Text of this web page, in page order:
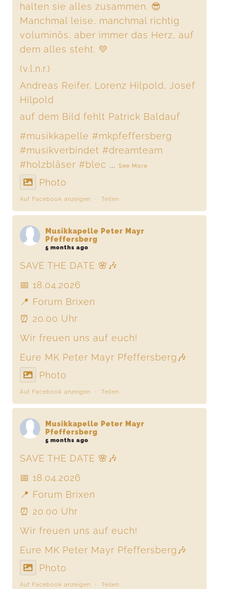
halten sie alles zusammen. 😎
Manchmal leise, manchmal richtig
voluminös, aber immer das Herz, auf
dem alles steht. 💛
(v.l.n.r.)
Andreas Reifer, Lorenz Hilpold, Josef
Hilpold
auf dem Bild fehlt Patrick Baldauf
#musikkapelle #mkpfeffersberg
#musikverbindet #dreamteam
#holzbläser #blec ...See More
Photo
Auf Facebook anzeigen · Teilen
Musikkapelle Peter Mayr
Pfeffersberg
5 months ago
SAVE THE DATE 🌸🎶
📅 18.04.2026
📍 Forum Brixen
⏰ 20.00 Uhr
Wir freuen uns auf euch!
Eure MK Peter Mayr Pfeffersberg🎶
Photo
Auf Facebook anzeigen · Teilen
Musikkapelle Peter Mayr
Pfeffersberg
5 months ago
SAVE THE DATE 🌸🎶
📅 18.04.2026
📍 Forum Brixen
⏰ 20.00 Uhr
Wir freuen uns auf euch!
Eure MK Peter Mayr Pfeffersberg🎶
Photo
Auf Facebook anzeigen · Teilen